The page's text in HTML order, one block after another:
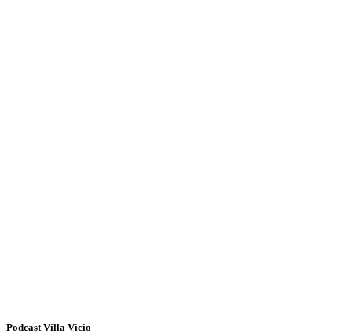
Podcast Villa Vicio